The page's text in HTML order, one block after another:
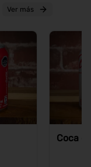
Ver más
Coca